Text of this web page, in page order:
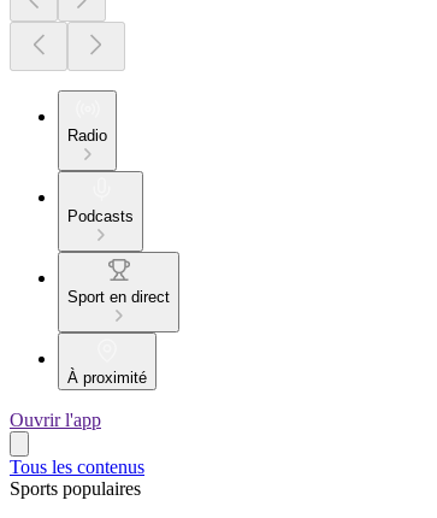
Radio
Podcasts
Sport en direct
À proximité
Ouvrir l'app
Tous les contenus
Sports populaires